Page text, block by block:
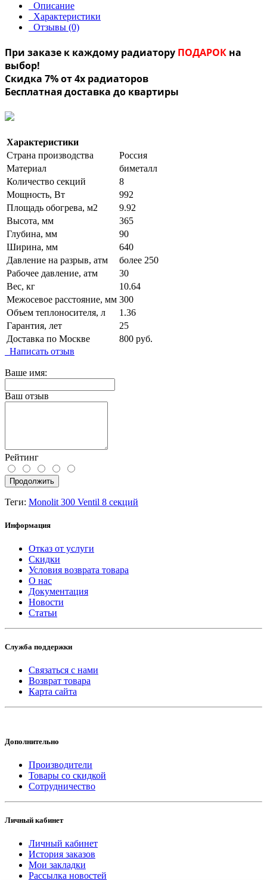
Описание
Характеристики
Отзывы (0)
При заказе к каждому радиатору ПОДАРОК на
выбор!
Скидка 7% от 4х радиаторов
Бесплатная доставка до квартиры
Характеристики
Страна производства
Россия
Материал
биметалл
Количество секций
8
Мощность, Вт
992
Площадь обогрева, м2
9.92
Высота, мм
365
Глубина, мм
90
Ширина, мм
640
Давление на разрыв, атм
более 250
Рабочее давление, атм
30
Вес, кг
10.64
Межосевое расстояние, мм 300
Объем теплоносителя, л
1.36
Гарантия, лет
25
Доставка по Москве
800 руб.
Написать отзыв
Ваше имя:
Ваш отзыв
Рейтинг
Продолжить
Теги: Monolit 300 Ventil 8 секций
Информация
Отказ от услуги
Скидки
Условия возврата товара
О нас
Документация
Новости
Статьи
Служба поддержки
Связаться с нами
Возврат товара
Карта сайта
Дополнительно
Производители
Товары со скидкой
Сотрудничество
Личный кабинет
Личный кабинет
История заказов
Мои закладки
Рассылка новостей